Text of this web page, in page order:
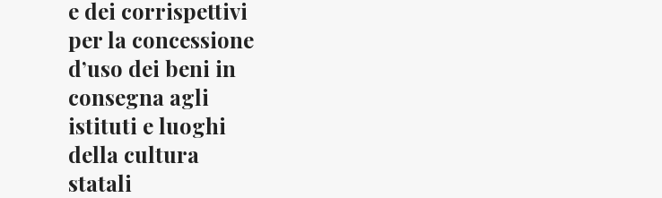
e dei corrispettivi
per la concessione
d’uso dei beni in
consegna agli
istituti e luoghi
della cultura
statali